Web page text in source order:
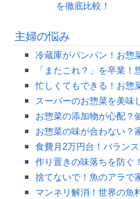
を徹底比較！
主婦の悩み
冷蔵庫がパンパン！お惣
「またこれ？」を卒業
忙しくてもできる！お惣
スーパーのお惣菜を美味
お惣菜の添加物が心配？
お惣菜の味が合わない？
食費月2万円台！バラン
作り置きの味落ちを防ぐ
捨てないで！魚のアラで
マンネリ解消！世界の魚